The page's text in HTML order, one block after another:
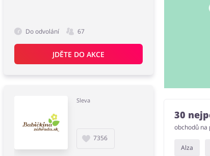
Do odvolání 67
JDĚTE DO AKCE
Sleva
7356
30
obchodů na
Alza